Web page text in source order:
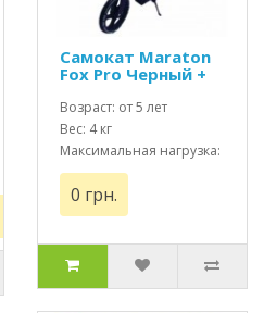
Самокат Maraton
Fox Pro Черный +
Led фонарик
Возраст: от 5 лет
Вес: 4 кг
Максимальная нагрузка:
до 100 кг
0 грн.